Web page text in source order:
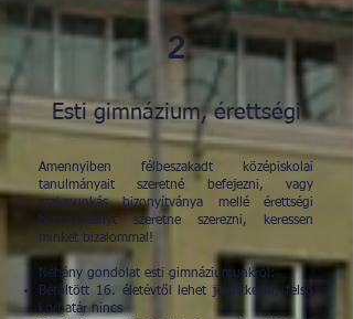
2
Esti gimnázium, érettségi
Amennyiben félbeszakadt középiskolai
tanulmányait szeretné befejezni, vagy
szakmunkás bizonyítványa mellé érettségi
bizonyítványt szeretne szerezni, keressen
minket bizalommal!
Néhány gondolat esti gimnáziumunkról:
Betöltött 16. életévtől lehet jelentkezni, felső
korhatár nincs